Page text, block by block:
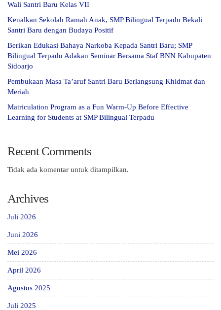
Wali Santri Baru Kelas VII
Kenalkan Sekolah Ramah Anak, SMP Bilingual Terpadu Bekali
Santri Baru dengan Budaya Positif
Berikan Edukasi Bahaya Narkoba Kepada Santri Baru; SMP
Bilingual Terpadu Adakan Seminar Bersama Staf BNN Kabupaten
Sidoarjo
Pembukaan Masa Ta’aruf Santri Baru Berlangsung Khidmat dan
Meriah
Matriculation Program as a Fun Warm-Up Before Effective
Learning for Students at SMP Bilingual Terpadu
Recent Comments
Tidak ada komentar untuk ditampilkan.
Archives
Juli 2026
Juni 2026
Mei 2026
April 2026
Agustus 2025
Juli 2025